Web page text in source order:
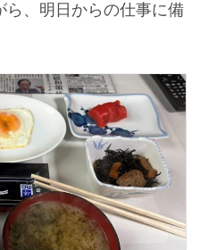
ら、明日からの仕事に備